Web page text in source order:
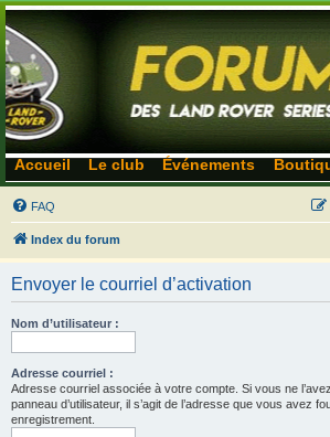
Accueil Le club Événements
FAQ
Index du forum
Envoyer le courriel d’activation
Nom d’utilisateur :
Adresse courriel :
Adresse courriel associée à votre compte. Si vous ne
panneau d’utilisateur, il s’agit de l’adresse que vous avez
enregistrement.